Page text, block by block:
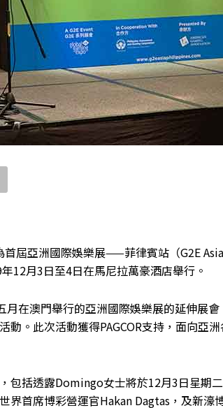
首屆亞洲國際娛樂展——菲律賓站（G2E
12月3日至4日在馬尼拉萬豪酒店舉行。
在澳門舉行的亞洲國際娛樂展的延伸展
動。此次活動獲得PAGCOR支持，面向亞
包括透露Domingo女士將於12月3日星期
界首席博彩營運官Hakan Dagtas，及新濠